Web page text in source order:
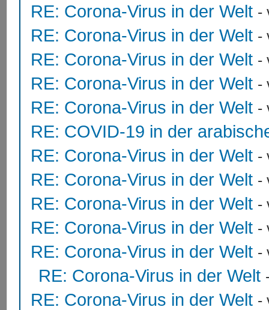
RE: Corona-Virus in der Welt -
RE: Corona-Virus in der Welt -
RE: Corona-Virus in der Welt -
RE: Corona-Virus in der Welt -
RE: Corona-Virus in der Welt -
RE: COVID-19 in der
RE: Corona-Virus in der Welt -
RE: Corona-Virus in der Welt -
RE: Corona-Virus in der Welt -
RE: Corona-Virus in der Welt -
RE: Corona-Virus in der Welt -
RE: Corona-Virus in der Welt
RE: Corona-Virus in der Welt -